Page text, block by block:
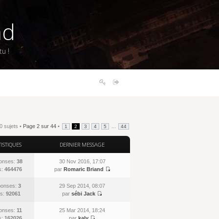
!
sujets • Page 2 sur 44 • 1 2 3 4 5 44
DERNIER MESSAGE
38
464476
30 Nov 2016, 17:07
par Romaric Briand
3
92061
29 Sep 2014, 08:07
par sébi Jack
11
162026
25 Mar 2014, 18:24
par kaly